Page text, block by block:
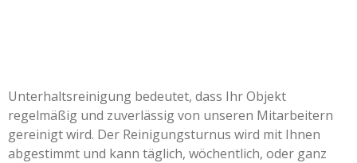
Unterhaltsreinigung bedeutet, dass Ihr Objekt
regelmäßig und zuverlässig von unseren Mitarbeitern
gereinigt wird. Der Reinigungsturnus wird mit Ihnen
abgestimmt und kann täglich, wöchentlich, oder ganz